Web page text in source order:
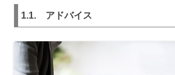
1.1. アドバイス